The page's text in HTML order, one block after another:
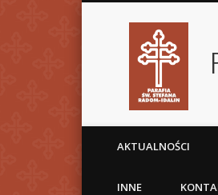
AKTUALNOŚCI
INNE